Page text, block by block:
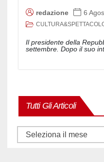
redazione 6
Il presidente della
settembre. Dopo il suo
Tutti Gli Articoli
Tutti